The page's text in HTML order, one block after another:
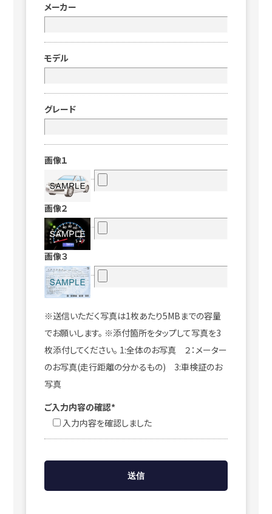
メーカー
モデル
グレード
画像１
画像２
画像３
※送信いただく写真は1枚あたり5MBまでの容量
でお願いします。 ※添付箇所をタップして写真を3
枚添付してください。 1:全体のお写真 ２：メーター
のお写真(走行距離の分かるもの) 3:車検証のお
写真
ご入力内容の確認*
入力内容を確認しました